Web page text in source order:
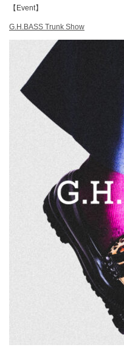
【Event】
G.H.BASS Trunk Show